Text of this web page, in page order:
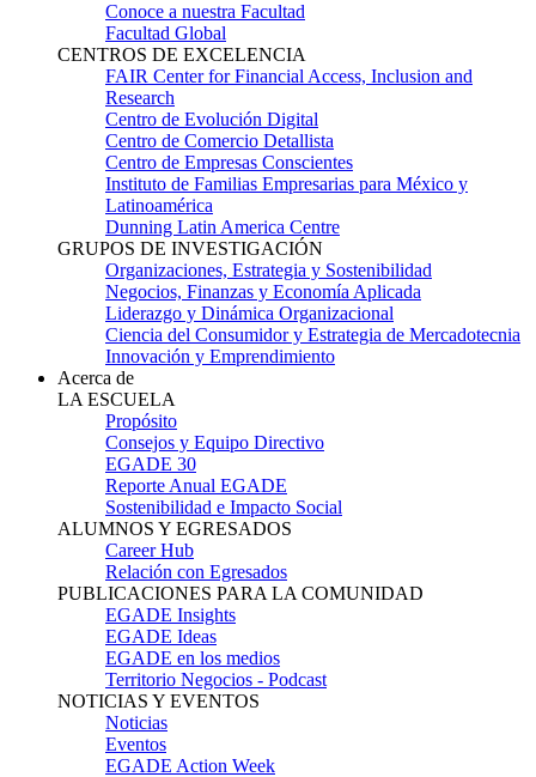
Conoce a nuestra Facultad
Facultad Global
CENTROS DE EXCELENCIA
FAIR Center for Financial Access, Inclusion and
Research
Centro de Evolución Digital
Centro de Comercio Detallista
Centro de Empresas Conscientes
Instituto de Familias Empresarias para México y
Latinoamérica
Dunning Latin America Centre
GRUPOS DE INVESTIGACIÓN
Organizaciones, Estrategia y Sostenibilidad
Negocios, Finanzas y Economía Aplicada
Liderazgo y Dinámica Organizacional
Ciencia del Consumidor y Estrategia de Mercadotecnia
Innovación y Emprendimiento
Acerca de
LA ESCUELA
Propósito
Consejos y Equipo Directivo
EGADE 30
Reporte Anual EGADE
Sostenibilidad e Impacto Social
ALUMNOS Y EGRESADOS
Career Hub
Relación con Egresados
PUBLICACIONES PARA LA COMUNIDAD
EGADE Insights
EGADE Ideas
EGADE en los medios
Territorio Negocios - Podcast
NOTICIAS Y EVENTOS
Noticias
Eventos
EGADE Action Week